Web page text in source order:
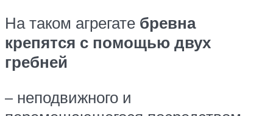
На таком агрегате бревна
крепятся с помощью двух
гребней
– неподвижного и